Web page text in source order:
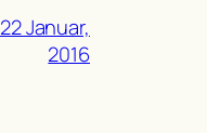
22 Januar,
2016